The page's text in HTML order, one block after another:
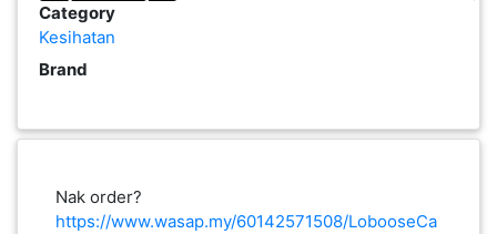
Category
Kesihatan
Brand
Nak order?
https://www.wasap.my/60142571508/LobooseCa
PELANCONGAN(1)
&